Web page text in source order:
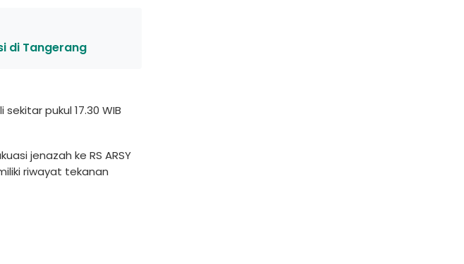
di Tangerang
pukul 17.30 WIB
jenazah ke RS ARSY
riwayat tekanan